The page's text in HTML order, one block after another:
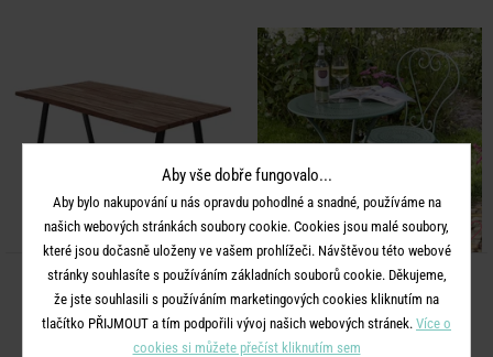
TORRENCE
Stůl 180 x 90 cm
CENTURY
Zahradní stůl - šalvějová
Aby vše dobře fungovalo...
Aby bylo nakupování u nás opravdu pohodlné a snadné, používáme na
našich webových stránkách soubory cookie. Cookies jsou malé soubory,
které jsou dočasně uloženy ve vašem prohlížeči. Návštěvou této webové
stránky souhlasíte s používáním základních souborů cookie. Děkujeme,
že jste souhlasili s používáním marketingových cookies kliknutím na
tlačítko PŘIJMOUT a tím podpořili vývoj našich webových stránek. Více o
cookies si můžete přečíst kliknutím sem